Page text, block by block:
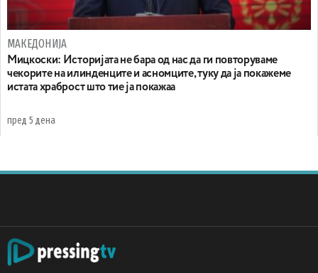
МАКЕДОНИЈА
Мицкоски: Историјата не бара од нас да ги повторуваме
чекорите на илинденците и асномците, туку да ја покажеме
истата храброст што тие ја покажаа
пред 5 дена